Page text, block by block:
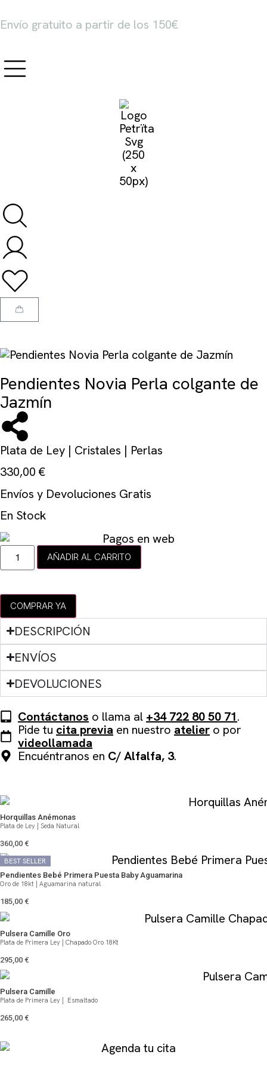
Envío gratuito a partir de los 150€
Pendientes Novia Perla colgante de
Jazmín
Plata de Ley | Cristales | Perlas
330,00 €
Envíos y Devoluciones Gratis
En Stock
AÑADIR AL CARRITO
COMPRAR YA
DESCRIPCIÓN
ENVÍOS
DEVOLUCIONES
Contáctanos o llama al +34 722 80 50 71.
Pide tu cita previa en nuestro atelier o por
videollamada
Encuéntranos en C/ Alfalfa, 3.
Horquillas Anémonas
Plata de Ley | Seda Natural
360,00 €
BEST SELLER
BEST SELLER
Pendientes Bebé Primera Puesta Baby Aguamarina
Oro de 18kt | Aguamarina natural
185,00 €
Pulsera Camille Oro
Plata de Primera Ley | Chapado Oro 18Kt
295,00 €
Pulsera Camille
Plata de Primera Ley | Esmaltado
265,00 €